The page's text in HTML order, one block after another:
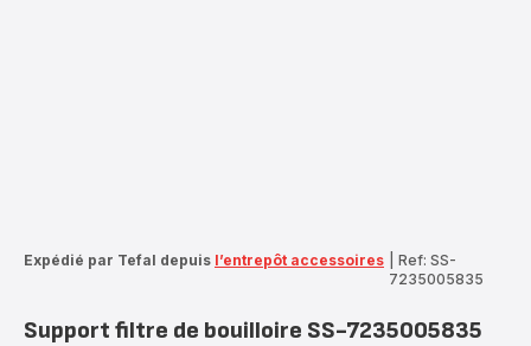
Expédié par Tefal depuis l’entrepôt accessoires
Ref: SS-
7235005835
Support filtre de bouilloire SS-7235005835